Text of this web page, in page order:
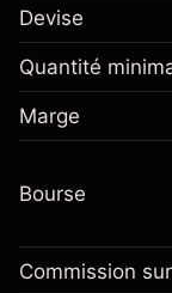
Marge.
Frais sur
Taille de la
Valeur
Marge.
de
position
Taille de la
Devise
Quantité
Marge
Bourse
Commission